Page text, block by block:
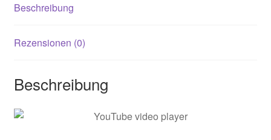
Beschreibung
Rezensionen (0)
Beschreibung